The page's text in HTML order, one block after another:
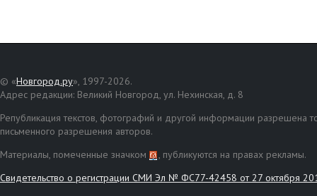
© «Новгород.ру», 1997-2026.
Адрес редакции: Великий Новгород, ул. Нехинская, д. 8
Републикация текстов, фотографий и другой информации разрешена
письменного разрешения авторов.
Материалы, помеченные значком
, публикуются на правах рекламы.
Свидетельство о регистрации СМИ Эл № ФС77-42458 от 27 октября